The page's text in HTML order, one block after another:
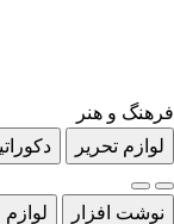
فرهنگ و هنر
لوازم تحریر
نوشت افزار لوازم